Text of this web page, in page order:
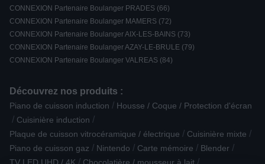
CONNEXION Partenaire Boulanger PRADES (66)
CONNEXION Partenaire Boulanger MAMERS (72)
CONNEXION Partenaire Boulanger AIX-LES-BAINS (73)
CONNEXION Partenaire Boulanger AZAY-LE-BRULE (79)
CONNEXION Partenaire Boulanger VALREAS (84)
Découvrez nos produits :
Piano de cuisson induction / Housse / Coque / Protection d'écran
/ Cuisinière induction /
Plaque de cuisson vitrocéramique / électrique / Cuisinière mixte /
Piano de cuisson gaz / Nintendo / Carte mémoire / Blender /
TV LED UHD / 4K / Chocolatière / mousseur à lait /